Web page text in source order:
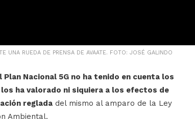
UNA RUEDA DE PRENSA DE AVAATE. FOTO: JOSÉ GALINDO
Plan Nacional 5G no ha tenido en cuenta los
ha valorado ni siquiera a los efectos de
reglada del mismo al amparo de la Ley
Ambiental.